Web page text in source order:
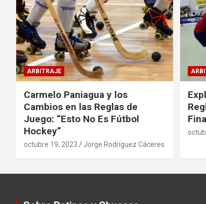
ARBITRAJE
Carmelo Paniagua y los
Cambios en las Reglas de
Juego: “Esto No Es Fútbol
Hockey”
octubre 19, 2023 Jorge Rodríguez Cáceres